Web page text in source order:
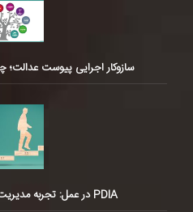
سازوکار اجرایی پیوست عدالت؛
PDIA در عمل: تجربه مدیریت تعارض منافع در ایران